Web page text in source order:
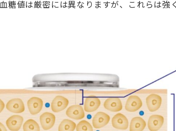
糖値は厳密には異なりますが、これらは強